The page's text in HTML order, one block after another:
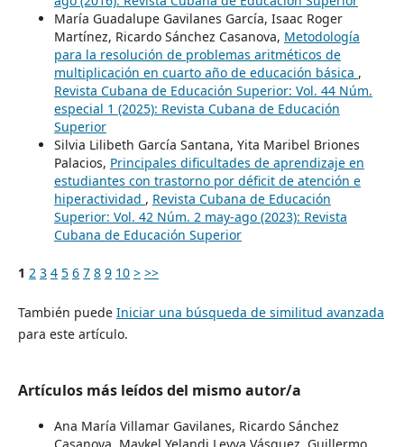
María Guadalupe Gavilanes García, Isaac Roger
Martínez, Ricardo Sánchez Casanova, Metodología
para la resolución de problemas aritméticos de
multiplicación en cuarto año de educación básica ,
Revista Cubana de Educación Superior: Vol. 44 Núm.
especial 1 (2025): Revista Cubana de Educación
Superior
Silvia Lilibeth García Santana, Yita Maribel Briones
Palacios, Principales dificultades de aprendizaje en
estudiantes con trastorno por déficit de atención e
hiperactividad , Revista Cubana de Educación
Superior: Vol. 42 Núm. 2 may-ago (2023): Revista
Cubana de Educación Superior
1 2 3 4 5 6 7 8 9 10 > >>
También puede Iniciar una búsqueda de similitud avanzada
para este artículo.
Artículos más leídos del mismo autor/a
Ana María Villamar Gavilanes, Ricardo Sánchez